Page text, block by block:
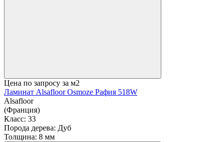
Цена по запросу за м2
Ламинат Alsafloor Osmoze Рафия 518W
Alsafloor
(Франция)
Класс: 33
Порода дерева: Дуб
Толщина: 8 мм